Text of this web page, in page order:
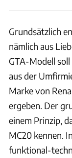
Grundsätzlich
nämlich aus
GTA-Modell
aus der
Marke von
ergeben. Der
einem Prinzip,
MC20 kennen.
funktional-